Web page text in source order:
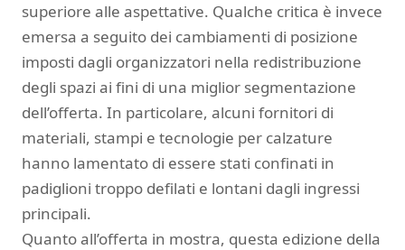
superiore alle aspettative. Qualche critica è invece
emersa a seguito dei cambiamenti di posizione
imposti dagli organizzatori nella redistribuzione
degli spazi ai fini di una miglior segmentazione
dell’offerta. In particolare, alcuni fornitori di
materiali, stampi e tecnologie per calzature
hanno lamentato di essere stati confinati in
padiglioni troppo defilati e lontani dagli ingressi
principali.
Quanto all’offerta in mostra, questa edizione della